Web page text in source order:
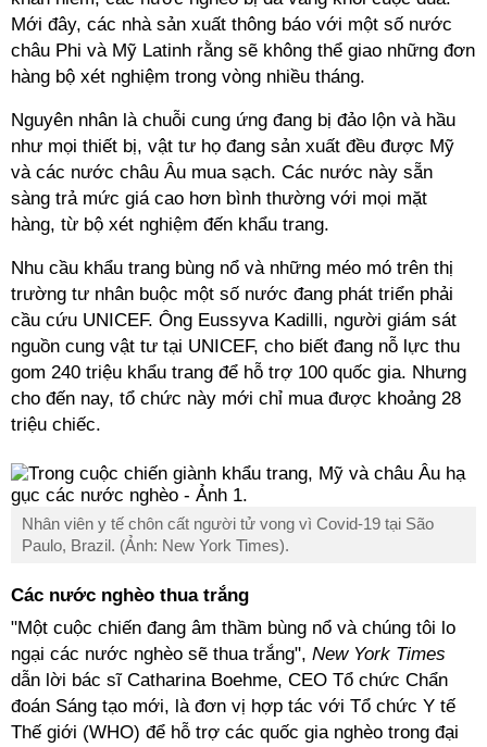
Mới đây, các nhà sản xuất thông báo với một số nước
châu Phi và Mỹ Latinh rằng sẽ không thể giao những đơn
hàng bộ xét nghiệm trong vòng nhiều tháng.
Nguyên nhân là chuỗi cung ứng đang bị đảo lộn và hầu
như mọi thiết bị, vật tư họ đang sản xuất đều được Mỹ
và các nước châu Âu mua sạch. Các nước này sẵn
sàng trả mức giá cao hơn bình thường với mọi mặt
hàng, từ bộ xét nghiệm đến khẩu trang.
Nhu cầu khẩu trang bùng nổ và những méo mó trên thị
trường tư nhân buộc một số nước đang phát triển phải
cầu cứu UNICEF. Ông Eussyva Kadilli, người giám sát
nguồn cung vật tư tại UNICEF, cho biết đang nỗ lực thu
gom 240 triệu khẩu trang để hỗ trợ 100 quốc gia. Nhưng
cho đến nay, tổ chức này mới chỉ mua được khoảng 28
triệu chiếc.
Nhân viên y tế chôn cất người tử vong vì Covid-19 tại São
Paulo, Brazil. (Ảnh: New York Times).
Các nước nghèo thua trắng
"Một cuộc chiến đang âm thầm bùng nổ và chúng tôi lo
ngại các nước nghèo sẽ thua trắng", New York Times
dẫn lời bác sĩ Catharina Boehme, CEO Tổ chức Chẩn
đoán Sáng tạo mới, là đơn vị hợp tác với Tổ chức Y tế
Thế giới (WHO) để hỗ trợ các quốc gia nghèo trong đại